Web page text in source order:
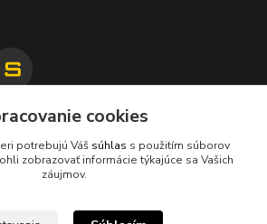
cookies
potrebujú Váš súhlas s použitím súborov
zobrazovať informácie týkajúce sa Vašich
záujmov.